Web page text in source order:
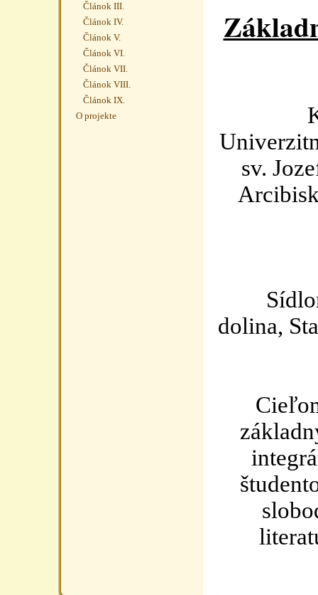
Článok III.
Článok IV.
Článok V.
Článok VI.
Článok VII.
Článok VIII.
Článok IX.
O projekte
sv.
dolina,